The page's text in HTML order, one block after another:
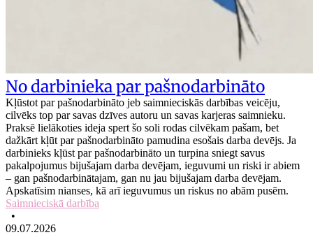
No darbinieka par pašnodarbināto
Kļūstot par pašnodarbināto jeb saimnieciskās darbības veicēju,
cilvēks top par savas dzīves autoru un savas karjeras saimnieku.
Praksē lielākoties ideja spert šo soli rodas cilvēkam pašam, bet
dažkārt kļūt par pašnodarbināto pamudina esošais darba devējs. Ja
darbinieks kļūst par pašnodarbināto un turpina sniegt savus
pakalpojumus bijušajam darba devējam, ieguvumi un riski ir abiem
– gan pašnodarbinātajam, gan nu jau bijušajam darba devējam.
Apskatīsim nianses, kā arī ieguvumus un riskus no abām pusēm.
Saimnieciskā darbība
•
09.07.2026